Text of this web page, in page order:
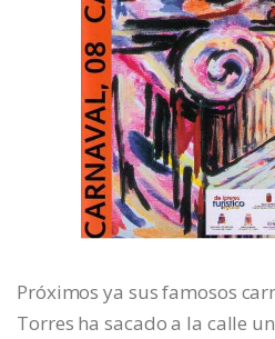
Próximos ya sus famosos
Torres ha sacado a la calle